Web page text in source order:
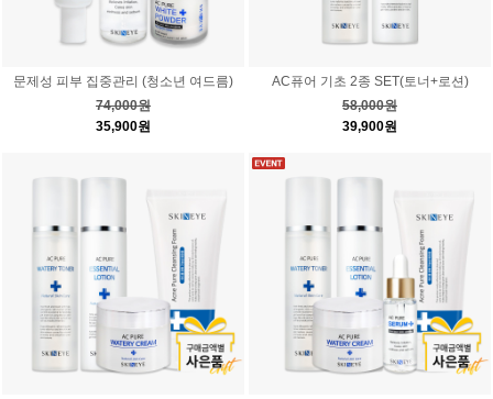
문제성 피부 집중관리 (청소년 여드름)
74,000원
35,900원
AC퓨어 기초 2종 SET(토너+로션)
58,000원
39,900원